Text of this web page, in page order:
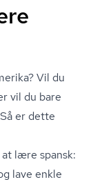
Vil du
vil du bare
er dette
lære spansk:
lave enkle